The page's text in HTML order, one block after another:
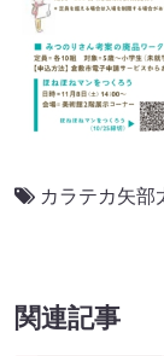
カラテカ矢部
関連記事